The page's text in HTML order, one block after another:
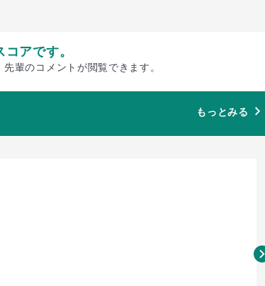
アです。
輩のコメントが閲覧できます。
もっとみる